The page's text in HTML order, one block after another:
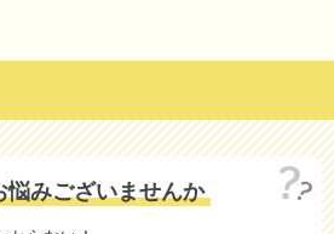
悩みございませんか